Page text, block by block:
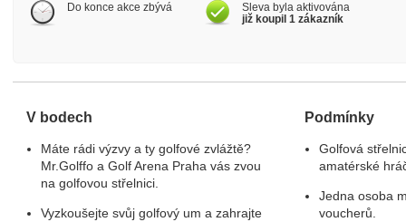
Do konce akce zbývá
Sleva byla aktivována
již koupil 1 zákazník
V bodech
Máte rádi výzvy a ty golfové zvlážtě?
Mr.Golffo a Golf Arena Praha vás zvou
na golfovou střelnici.
Vyzkoušejte svůj golfový um a zahrajte
Podmínky
Golfová
amatérské
Jedna osoba
voucherů.